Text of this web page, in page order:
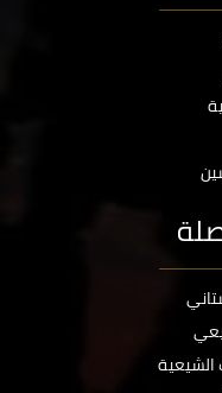
الشيعية